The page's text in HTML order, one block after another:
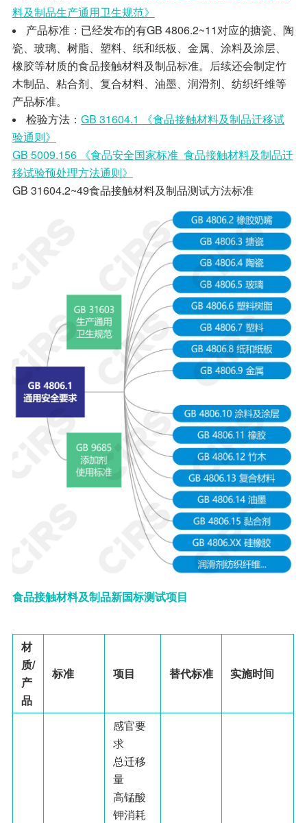
料及制品生产通用卫生规范》
产品标准：已经发布的有GB 4806.2~11对应的搪瓷、陶
瓷、玻璃、树脂、塑料、纸和纸板、金属、涂料及涂层、
橡胶等材质的食品接触材料及制品标准。后续还会制定竹
木制品、粘合剂、复合材料、油墨、润滑剂、纺织纤维等
产品标准。
检验方法：GB 31604.1
《食品接触材料及制品迁移试
验通则》
GB 5009.156 《食品安全国家标准 食品接触材料及制品迁
移试验预处理方法通则》
GB 31604.2~49食品接触材料及制品测试方法标准
食品接触材料及制品新国标测试项目
材
质/
产
品
标准 项目 替代标准 实施时间
感官要
求
总迁移
量
高锰酸
钾消耗